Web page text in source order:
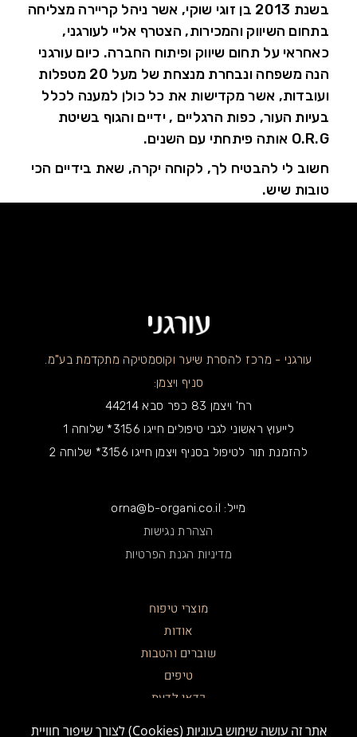
בשנת 2013 בן זוגי שוקי, אשר ניהל קריירה מצליחה
בתחום השיווק והמכירות, הצטרף אליי לעורגני,
כאחראי על תחום שיווק ופיתוח החברה. כיום עורגני
הנה משפחה ונבחרת מנצחת של מעל 20 מטפלות
ועובדות, אשר מקדישות את כל כולן למענה לכלל
בעיות העור, כפות הרגליים , ידיים והגוף בשיטת
O.R.G אותה פיתחתי עם השנים.
חשוב לי להבטיח לך, לקוחה יקרה, שאת בידיים הכי
טובות שיש.
מוצרי טיפוח
אודות
שוברים והטבות
טיפים
כדאי לדעת
מייל: orna@b-organi.co.il
הצהרת נגישות
מדיניות הגנת הפרטיות
עורגני - מרכז להסרת שיער וקוסמטיקה מתקדמת בע"מ.
סניף ויצמן:
רח' ויצמן 83 כפר סבא 44214
לייעוץ ראשוני לגבי טיפולים חייגו 3156* שלוחה 1
להזמנת תור לטיפול בסניף ויצמן חייגו 3156* שלוחה 2